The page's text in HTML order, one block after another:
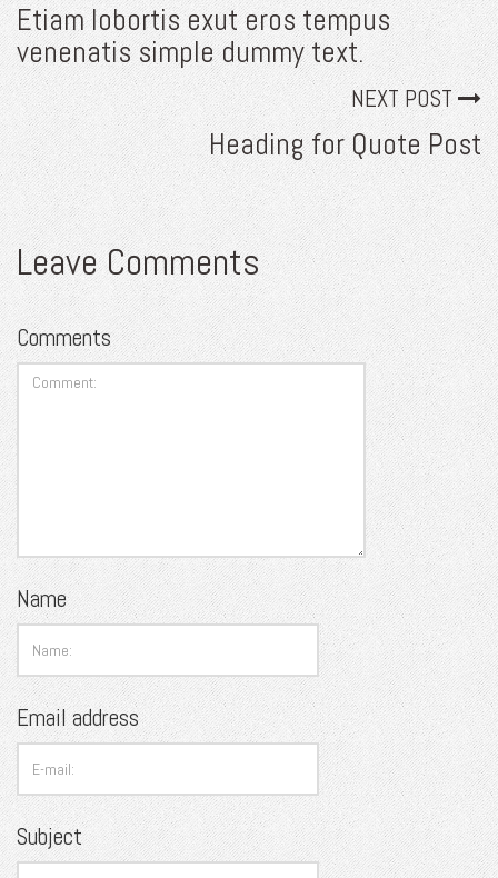
Etiam lobortis exut eros tempus
venenatis simple dummy text.
NEXT POST
Heading for Quote Post
Leave Comments
Comments
Name
Email address
Subject